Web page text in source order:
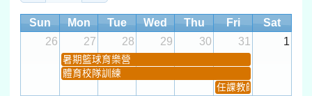
Sun Mon Tue Wed Thu Fri
Sat
26
27 28 29 30 31 1
暑期籃球育樂營
體育校隊訓練
任課教師抽籤